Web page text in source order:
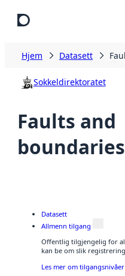
Hjem Datasett
Sokkeldirektoratet
Faults and
boundaries
Datasett
Allmenn tilgang
Offentlig tilgjengelig for
kan be om slik
Les mer om